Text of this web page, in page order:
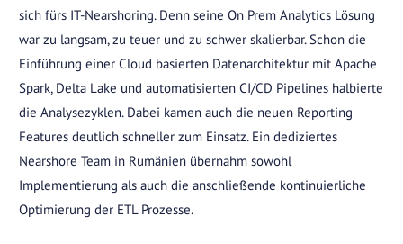
sich fürs IT-Nearshoring. Denn seine On Prem Analytics Lösung
war zu langsam, zu teuer und zu schwer skalierbar. Schon die
Einführung einer Cloud basierten Datenarchitektur mit Apache
Spark, Delta Lake und automatisierten CI/CD Pipelines halbierte
die Analysezyklen. Dabei kamen auch die neuen Reporting
Features deutlich schneller zum Einsatz. Ein dediziertes
Nearshore Team in Rumänien übernahm sowohl
Implementierung als auch die anschließende kontinuierliche
Optimierung der ETL Prozesse.